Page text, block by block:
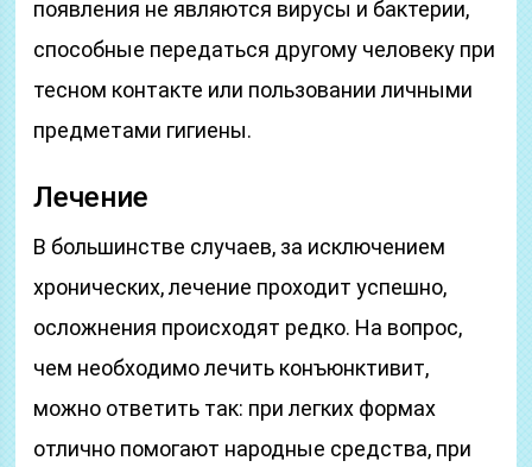
появления не являются вирусы и бактерии,
способные передаться другому человеку при
тесном контакте или пользовании личными
предметами гигиены.
Лечение
В большинстве случаев, за исключением
хронических, лечение проходит успешно,
осложнения происходят редко. На вопрос,
чем необходимо лечить конъюнктивит,
можно ответить так: при легких формах
отлично помогают народные средства, при